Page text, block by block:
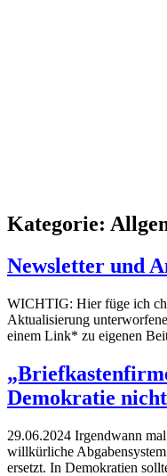
Kategorie:
Newsletter und
WICHTIG: Hier füge ich
Aktualisierung
einem Link* zu eigenen
Demokratie
29.06.2024 Irgendwann
willkürliche
ersetzt. In Demokratien